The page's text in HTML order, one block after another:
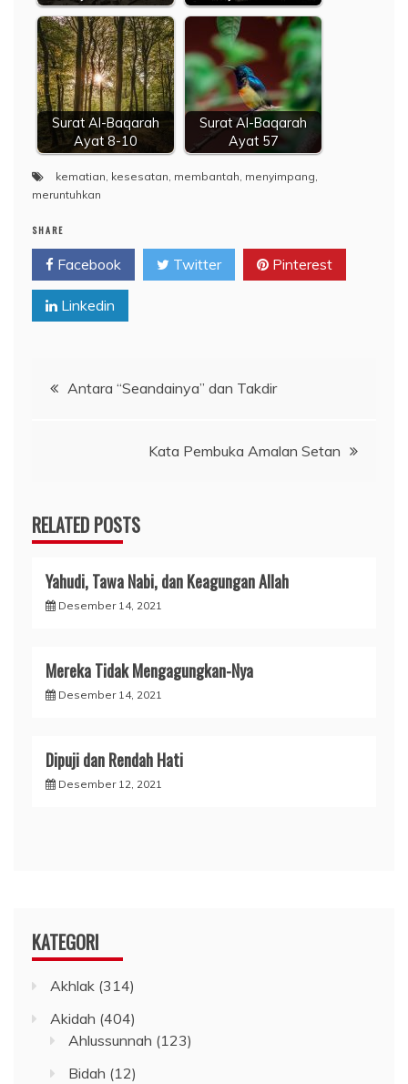
Surat Al-Baqarah
Ayat 8-10
Surat Al-Baqarah
Ayat 57
kematian, kesesatan, membantah, menyimpang,
meruntuhkan
SHARE
Facebook Twitter Pinterest
Linkedin
Navigasi
Antara “Seandainya” dan Takdir
Kata Pembuka Amalan Setan
RELATED POSTS
Yahudi, Tawa Nabi, dan Keagungan Allah
Desember 14, 2021
Mereka Tidak Mengagungkan-Nya
Desember 14, 2021
Dipuji dan Rendah Hati
Desember 12, 2021
KATEGORI
Akhlak (314)
Akidah (404)
Ahlussunnah (123)
Bidah (12)